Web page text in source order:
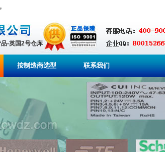
-英国2号仓库
按制造商选型 联系我们